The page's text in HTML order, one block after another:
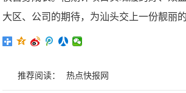
大区、公司的期待，为汕头交上一份靓丽的
推荐阅读： 热点快报网